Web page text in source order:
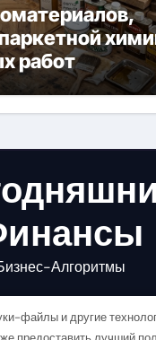
работ
Алгоритмы
файлы и другие